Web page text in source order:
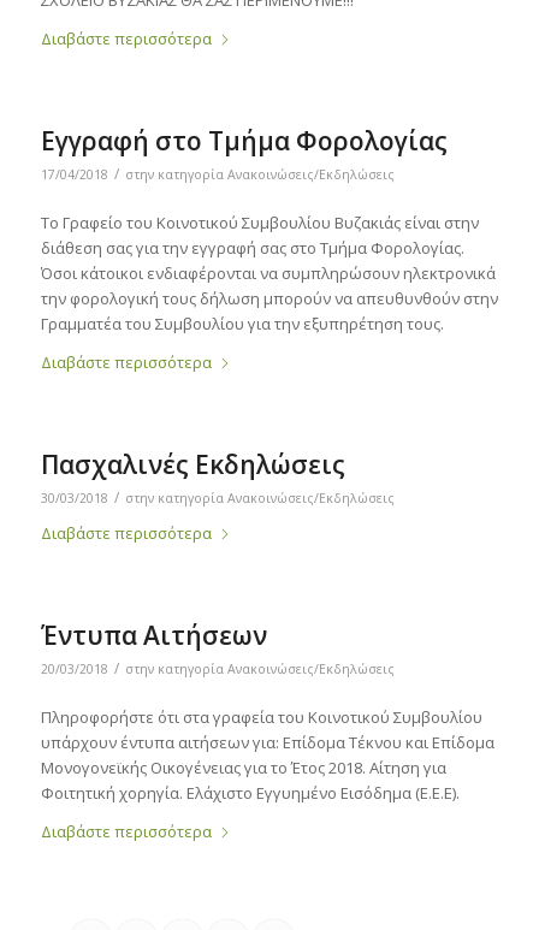
Διαβάστε περισσότερα
Εγγραφή στο Τμήμα Φορολογίας
17/04/2018 / στην κατηγορία Ανακοινώσεις/Εκδηλώσεις
Το Γραφείο του Κοινοτικού Συμβουλίου Βυζακιάς είναι στην
διάθεση σας για την εγγραφή σας στο Τμήμα Φορολογίας.
Όσοι κάτοικοι ενδιαφέρονται να συμπληρώσουν ηλεκτρονικά
την φορολογική τους δήλωση μπορούν να απευθυνθούν στην
Γραμματέα του Συμβουλίου για την εξυπηρέτηση τους.
Διαβάστε περισσότερα
Πασχαλινές Εκδηλώσεις
30/03/2018 / στην κατηγορία Ανακοινώσεις/Εκδηλώσεις
Διαβάστε περισσότερα
Έντυπα Αιτήσεων
20/03/2018 / στην κατηγορία Ανακοινώσεις/Εκδηλώσεις
Πληροφορήστε ότι στα γραφεία του Κοινοτικού Συμβουλίου
υπάρχουν έντυπα αιτήσεων για: Επίδομα Τέκνου και Επίδομα
Μονογονεϊκής Οικογένειας για το Έτος 2018. Αίτηση για
Φοιτητική χορηγία. Ελάχιστο Εγγυημένο Εισόδημα (Ε.Ε.Ε).
Διαβάστε περισσότερα